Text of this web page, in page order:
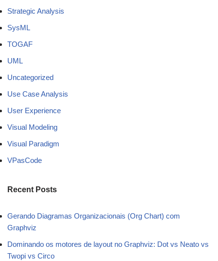
Strategic Analysis
SysML
TOGAF
UML
Uncategorized
Use Case Analysis
User Experience
Visual Modeling
Visual Paradigm
VPasCode
Recent Posts
Gerando Diagramas Organizacionais (Org Chart) com
Graphviz
Dominando os motores de layout no Graphviz: Dot vs Neato vs
Twopi vs Circo